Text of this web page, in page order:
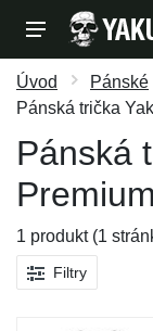
Úvod Pánské
Pánská trička
Pánská
1 produkt (1
Filtry